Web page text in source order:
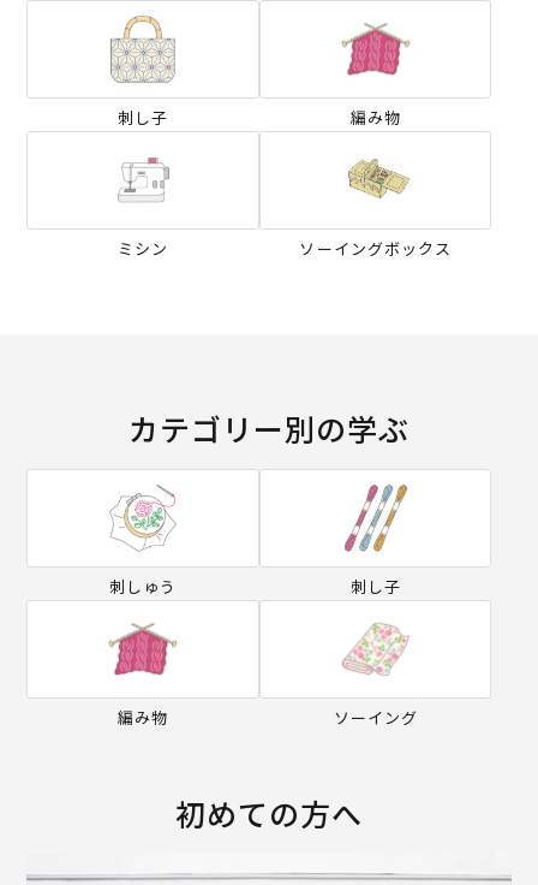
刺し子 編み物
ミシン ソーイングボックス
カテゴリー別の学ぶ
刺しゅう 刺し子
編み物 ソーイング
初めての方へ